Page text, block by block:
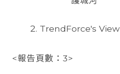
TrendForce's View
<報告頁數：3>